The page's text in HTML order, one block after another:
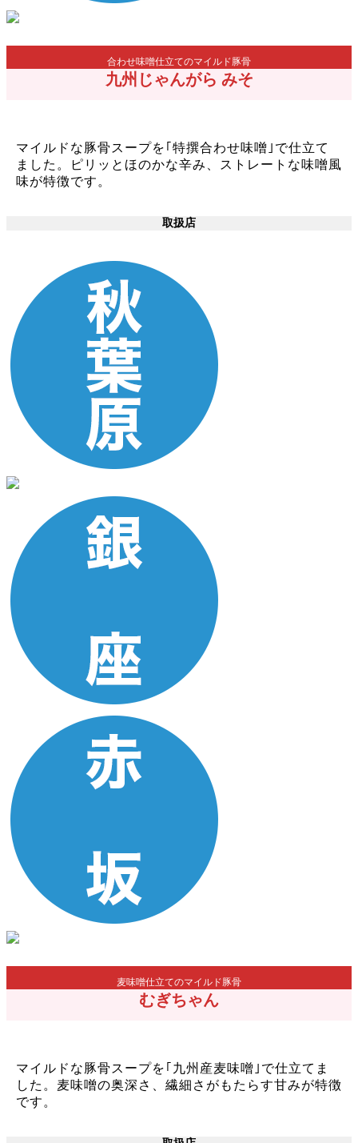
合わせ味噌仕立てのマイルド豚骨
九州じゃんがら みそ
マイルドな豚骨スープを｢特撰合わせ味噌｣で仕立て
ました。ピリッとほのかな辛み、ストレートな味噌風
味が特徴です。
取扱店
麦味噌仕立てのマイルド豚骨
むぎちゃん
マイルドな豚骨スープを｢九州産麦味噌｣で仕立てま
した。麦味噌の奥深さ、繊細さがもたらす甘みが特徴
です。